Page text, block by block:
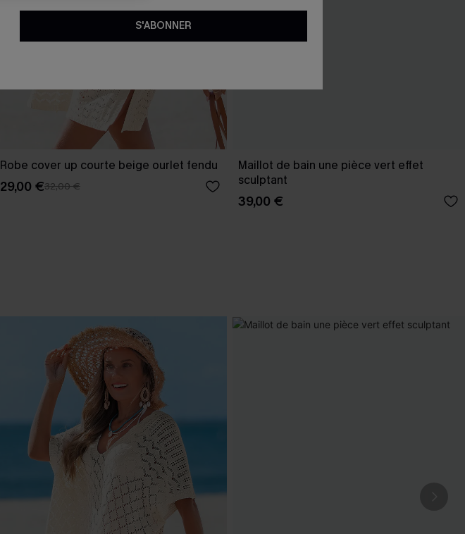
Robe cover up courte beige ourlet fendu
29,00 €32,00 €
Maillot de bain une pièce vert effet
sculptant
39,00 €
S'ABONNER